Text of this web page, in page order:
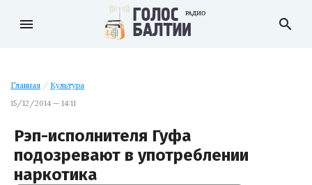
menu search
Главная / Культура
15/12/2014 — 14:11
Рэп-исполнителя Гуфа
подозревают в употреблении
наркотика